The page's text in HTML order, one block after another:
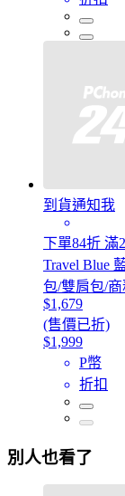
到貨通知我
下單84折 滿
Travel Blue
包/雙肩包/
$1,679
(售價已折)
$1,999
P幣
折扣
別人也看了